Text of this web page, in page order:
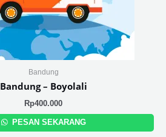
Bandung
Bandung – Boyolali
Rp400.000
PESAN SEKARANG